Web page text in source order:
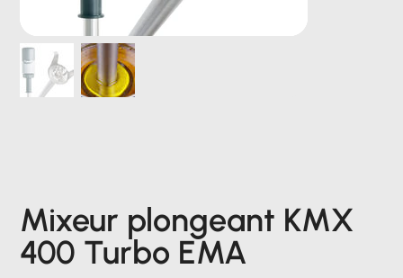
Mixeur plongeant KMX
400 Turbo EMA